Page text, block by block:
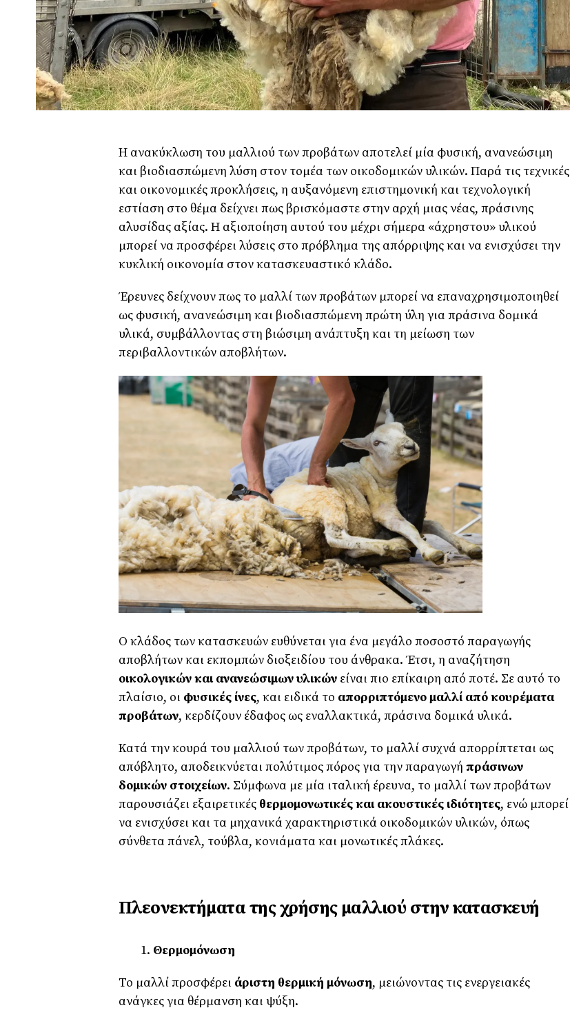
Η ανακύκλωση του μαλλιού των προβάτων αποτελεί μία φυσική, ανανεώσιμη
και βιοδιασπώμενη λύση στον τομέα των οικοδομικών υλικών. Παρά τις τεχνικές
και οικονομικές προκλήσεις, η αυξανόμενη επιστημονική και τεχνολογική
εστίαση στο θέμα δείχνει πως βρισκόμαστε στην αρχή μιας νέας, πράσινης
αλυσίδας αξίας. Η αξιοποίηση αυτού του μέχρι σήμερα «άχρηστου» υλικού
μπορεί να προσφέρει λύσεις στο πρόβλημα της απόρριψης και να ενισχύσει την
κυκλική οικονομία στον κατασκευαστικό κλάδο.
Έρευνες δείχνουν πως το μαλλί των προβάτων μπορεί να επαναχρησιμοποιηθεί
ως φυσική, ανανεώσιμη και βιοδιασπώμενη πρώτη ύλη για πράσινα δομικά
υλικά, συμβάλλοντας στη βιώσιμη ανάπτυξη και τη μείωση των
περιβαλλοντικών αποβλήτων.
Ο κλάδος των κατασκευών ευθύνεται για ένα μεγάλο ποσοστό παραγωγής
αποβλήτων και εκπομπών διοξειδίου του άνθρακα. Έτσι, η αναζήτηση
οικολογικών και ανανεώσιμων υλικών είναι πιο επίκαιρη από ποτέ. Σε αυτό το
πλαίσιο, οι φυσικές ίνες, και ειδικά το απορριπτόμενο μαλλί από κουρέματα
προβάτων, κερδίζουν έδαφος ως εναλλακτικά, πράσινα δομικά υλικά.
Κατά την κουρά του μαλλιού των προβάτων, το μαλλί συχνά απορρίπτεται ως
απόβλητο, αποδεικνύεται πολύτιμος πόρος για την παραγωγή πράσινων
δομικών στοιχείων. Σύμφωνα με μία ιταλική έρευνα, το μαλλί των προβάτων
παρουσιάζει εξαιρετικές θερμομονωτικές και ακουστικές ιδιότητες, ενώ μπορεί
να ενισχύσει και τα μηχανικά χαρακτηριστικά οικοδομικών υλικών, όπως
σύνθετα πάνελ, τούβλα, κονιάματα και μονωτικές πλάκες.
Πλεονεκτήματα της χρήσης μαλλιού στην κατασκευή
Θερμομόνωση
Το μαλλί προσφέρει άριστη θερμική μόνωση, μειώνοντας τις ενεργειακές
ανάγκες για θέρμανση και ψύξη.